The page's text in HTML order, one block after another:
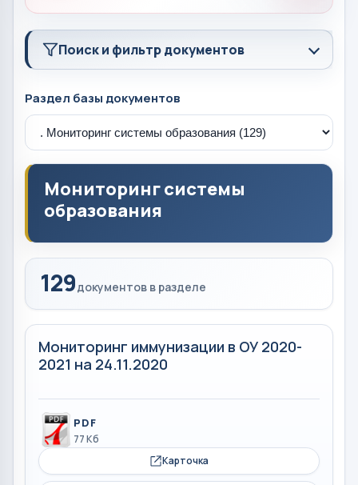
Поиск и фильтр документов
Раздел базы документов
Мониторинг системы
образования
129документов в разделе
Мониторинг иммунизации в ОУ 2020-
2021 на 24.11.2020
PDF
77 Кб
Карточка